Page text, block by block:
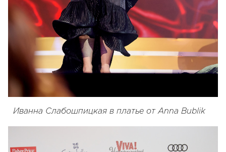
Иванна Слабошпицкая в платье от Anna Bublik